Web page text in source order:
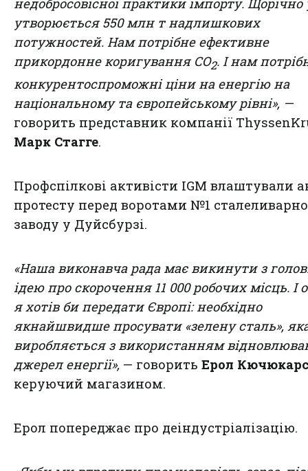
утворюється 550 млн т надлишкових
потужностей. Нам потрібне ефективне
прикордонне коригування CO2. І нам
конкурентоспроможні ціни на енергію на
національному та європейському рівні», —
говорить представник компанії
Марк Стагге.
Профспілкові активісти IGM влаштували
протесту перед воротами №1
заводу у Дуйсбурзі.
«Наша виконавча рада має викинути з
ідею про скорочення 11 000 робочих місць. І
я хотів би передати Європі: необхідно
якнайшвидше просувати «зелену сталь»,
виробляється з використанням
джерел енергії», — говорить Ерол
керуючий магазином.
Ерол попереджає про деіндустріалізацію.